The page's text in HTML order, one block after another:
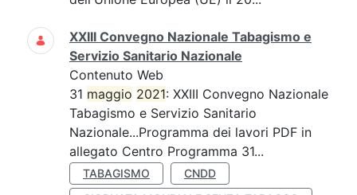
XXIII Convegno Nazionale Tabagismo e
Servizio Sanitario Nazionale
Contenuto Web
31 maggio 2021: XXIII Convegno Nazionale
Tabagismo e Servizio Sanitario
Nazionale...Programma dei lavori PDF in
allegato Centro Programma 31...
TABAGISMO
CNDD